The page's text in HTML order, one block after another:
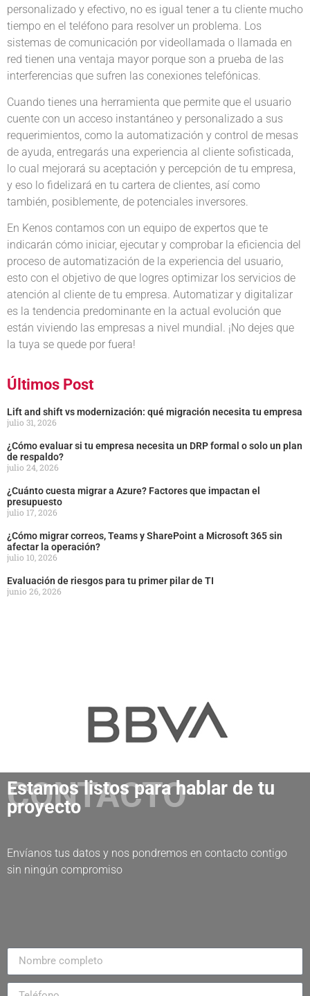
personalizado y efectivo, no es igual tener a tu cliente mucho
tiempo en el teléfono para resolver un problema. Los
sistemas de comunicación por videollamada o llamada en
red tienen una ventaja mayor porque son a prueba de las
interferencias que sufren las conexiones telefónicas.
Cuando tienes una herramienta que permite que el usuario
cuente con un acceso instantáneo y personalizado a sus
requerimientos, como la automatización y control de mesas
de ayuda, entregarás una experiencia al cliente sofisticada,
lo cual mejorará su aceptación y percepción de tu empresa,
y eso lo fidelizará en tu cartera de clientes, así como
también, posiblemente, de potenciales inversores.
En Kenos contamos con un equipo de expertos que te
indicarán cómo iniciar, ejecutar y comprobar la eficiencia del
proceso de automatización de la experiencia del usuario,
esto con el objetivo de que logres optimizar los servicios de
atención al cliente de tu empresa. Automatizar y digitalizar
es la tendencia predominante en la actual evolución que
están viviendo las empresas a nivel mundial. ¡No dejes que
la tuya se quede por fuera!
Últimos Post
Lift and shift vs modernización: qué migración necesita tu empresa
julio 31, 2026
¿Cómo evaluar si tu empresa necesita un DRP formal o solo un plan
de respaldo?
julio 24, 2026
¿Cuánto cuesta migrar a Azure? Factores que impactan el
presupuesto
julio 17, 2026
¿Cómo migrar correos, Teams y SharePoint a Microsoft 365 sin
afectar la operación?
julio 10, 2026
Evaluación de riesgos para tu primer pilar de TI
junio 26, 2026
Estamos listos para hablar de tu
proyecto
CONTACTO
Envíanos tus datos y nos pondremos en contacto contigo
sin ningún compromiso